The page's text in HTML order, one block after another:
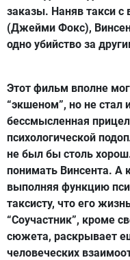
заказы. Наняв такси
(Джейми Фокс),
одно убийство за
Этот фильм вполне
“экшеном”, но не стал
бессмысленная
психологической
не был бы столь
понимать Винсента. А
выполняя функцию
таксисту, что его
“Соучастник”, кроме
сюжета, раскрывает
человеческих